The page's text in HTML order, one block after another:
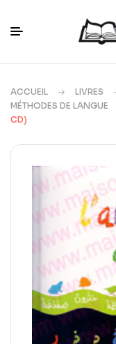
ACCUEIL LIVRES
MÉTHODES DE LANGUE
CD)